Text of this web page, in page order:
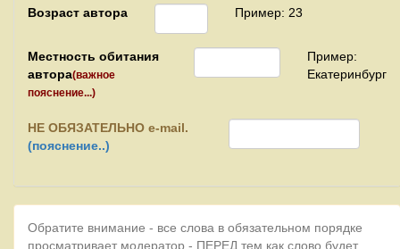
Возраст автора Пример: 23
Местность обитания
автора(важное
пояснение...)
Пример:
Екатеринбург
НЕ ОБЯЗАТЕЛЬНО e-mail.
(пояснение..)
Обратите внимание - все слова в обязательном порядке
просматривает модератор - ПЕРЕД тем как слово будет